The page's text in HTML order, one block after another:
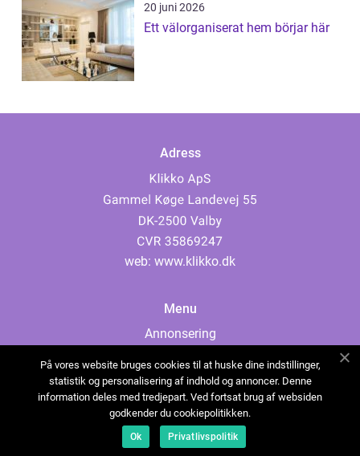
20 juni 2026
Ett välorganiserat hem börjar här
Adress
web: www.klikko.dk
Menu
Annonsering
Cookies
Kontakta oss
Sitemap
På vores website bruges cookies til at huske dine indstillinger,
statistik og personalisering af indhold og annoncer. Denne
information deles med tredjepart. Ved fortsat brug af websiden
godkender du cookiepolitikken.
Ok Privatlivspolitik